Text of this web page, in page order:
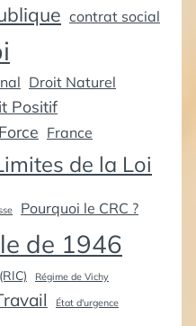
contrat social
Droit Naturel
Positif
Force France
de la Loi
Pourquoi le CRC ?
de 1946
Régime de Vichy
État d'urgence